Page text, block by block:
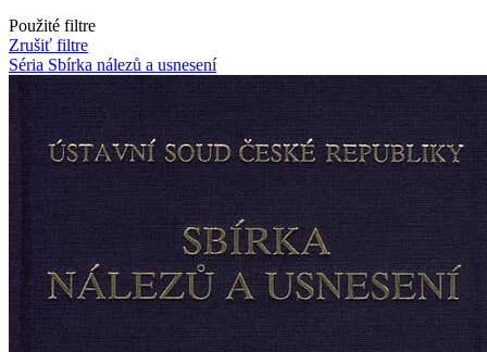
Použité filtre
Zrušiť filtre
Séria Sbírka nálezů a usnesení